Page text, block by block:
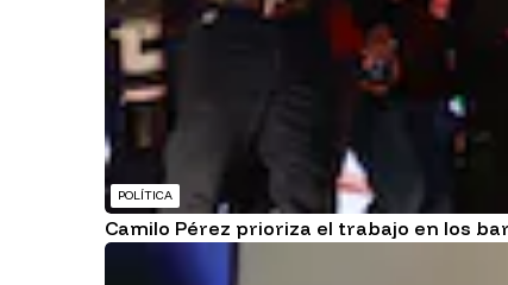
POLÍTICA
Camilo Pérez prioriza el trabajo en los